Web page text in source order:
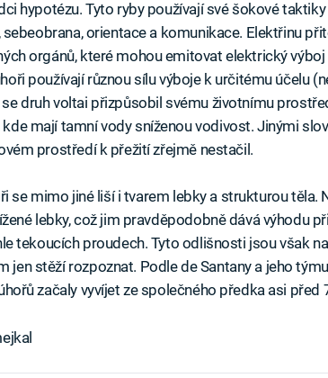
hypotézu. Tyto ryby používají své šokové
sebeobrana, orientace a komunikace. Elektřinu
orgánů, které mohou emitovat elektrický výboj
používají různou sílu výboje k určitému účelu
druh voltai přizpůsobil svému životnímu
mají tamní vody sníženou vodivost. Jinými
prostředí k přežití zřejmě nestačil.
se mimo jiné liší i tvarem lebky a strukturou těla.
lebky, což jim pravděpodobně dává výhodu
tekoucích proudech. Tyto odlišnosti jsou však
jen stěží rozpoznat. Podle de Santany a jeho
začaly vyvíjet ze společného předka asi před